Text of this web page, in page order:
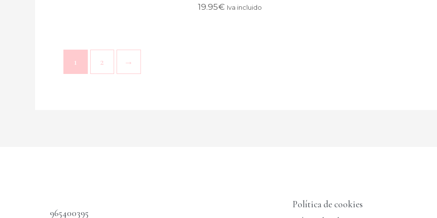
19.95€ Iva incluido
1 2 →
965400395
Política de cookies